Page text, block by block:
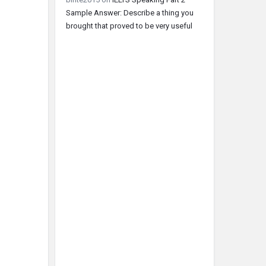
Sample Answer: Describe a thing you
brought that proved to be very useful